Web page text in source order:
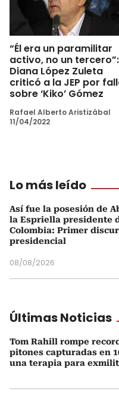
“Él era un paramilitar
activo, no un tercero”:
Diana López Zuleta
criticó a la JEP por
sobre ‘Kiko’ Gómez
Rafael Alberto Aristizábal
11/04/2022
Lo más leído
Así fue la posesión de
la Espriella presidente
Colombia: Primer
presidencial
08/08/2026
Últimas Noticias
Tom Rahill rompe
pitones capturadas en
una terapia para